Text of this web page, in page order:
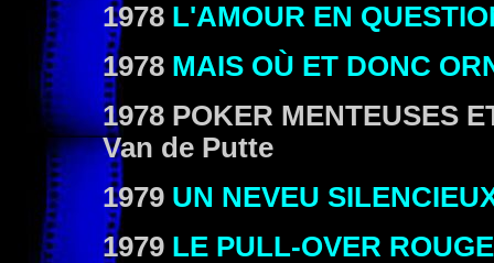
1978 L'AMOUR EN
1978 MAIS OÙ ET DONC
1978 POKER MENTEUSES
Van de Putte
1979 UN NEVEU
1979 LE PULL-OVER ROUGE